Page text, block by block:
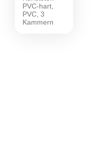
PVC-hart,
PVC, 3
Kammern